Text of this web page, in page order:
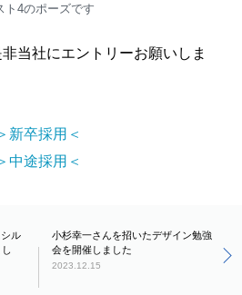
ト4のポーズです
当社にエントリーお願いしま
新卒採用＜
中途採用＜
ル
小杉幸一さんを招いたデザイン勉強
会を開催しました
2023.12.15